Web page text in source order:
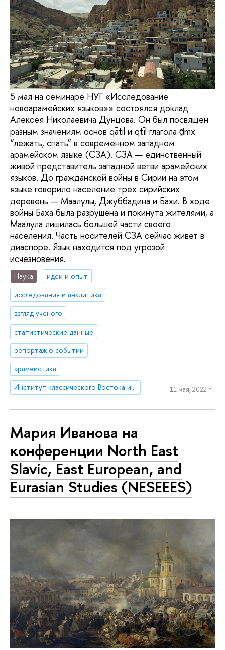
5 мая на семинаре НУГ «Исследование
новоарамейских языков»» состоялся доклад
Алексея Николаевича Дунцова. Он был посвящен
разным значениям основ qātil и qtīl глагола ḏmx
“лежать, спать” в современном западном
арамейском языке (СЗА). СЗА — единственный
живой представитель западной ветви арамейских
языков. До гражданской войны в Сирии на этом
языке говорило население трех сирийских
деревень — Маалулы, Джуббадина и Бахи. В ходе
войны Баха была разрушена и покинута жителями, а
Маалула лишилась большей части своего
населения. Часть носителей СЗА сейчас живет в
диаспоре. Язык находится под угрозой
исчезновения.
Наука
идеи и опыт
исследования и аналитика
взгляд ученого
статистические данные
репортаж о событии
арамеистика
Институт классического Востока и античности
11 мая, 2022 г.
Мария Иванова на
конференции North East
Slavic, East European, and
Eurasian Studies (NESEEES)